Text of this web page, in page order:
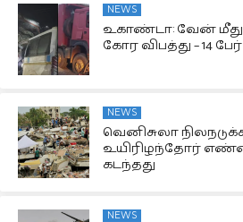
NEWS
உகாண்டா: வேன் மீது
கோர விபத்து – 14
NEWS
வெனிசுலா
உயிரிழந்தோர்
கடந்தது
NEWS